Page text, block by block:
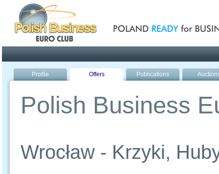
Profile Offers Publications
Polish Business
Wrocław - Krzyki,